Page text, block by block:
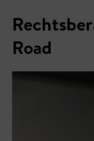
Road